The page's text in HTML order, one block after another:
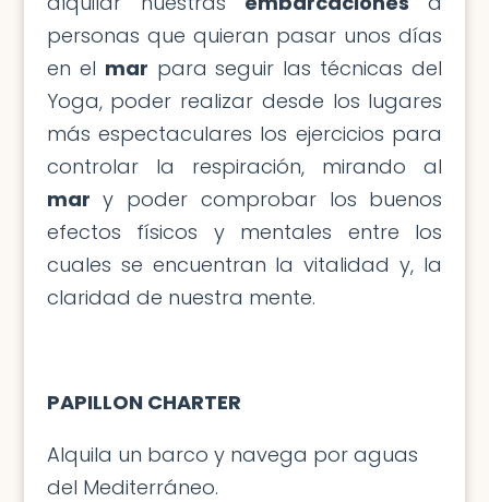
personas que quieran pasar unos días
en el mar para seguir las técnicas del
Yoga, poder realizar desde los lugares
más espectaculares los ejercicios para
controlar la respiración, mirando al
mar y poder comprobar los buenos
efectos físicos y mentales entre los
cuales se encuentran la vitalidad y, la
claridad de nuestra mente.
PAPILLON CHARTER
Alquila un barco y navega por aguas
del Mediterráneo.